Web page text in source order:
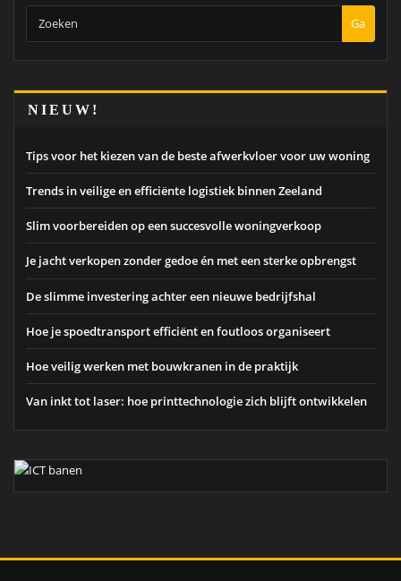
Ga
NIEUW!
Tips voor het kiezen van de beste afwerkvloer voor uw woning
Trends in veilige en efficiënte logistiek binnen Zeeland
Slim voorbereiden op een succesvolle woningverkoop
Je jacht verkopen zonder gedoe én met een sterke opbrengst
De slimme investering achter een nieuwe bedrijfshal
Hoe je spoedtransport efficiënt en foutloos organiseert
Hoe veilig werken met bouwkranen in de praktijk
Van inkt tot laser: hoe printtechnologie zich blijft ontwikkelen